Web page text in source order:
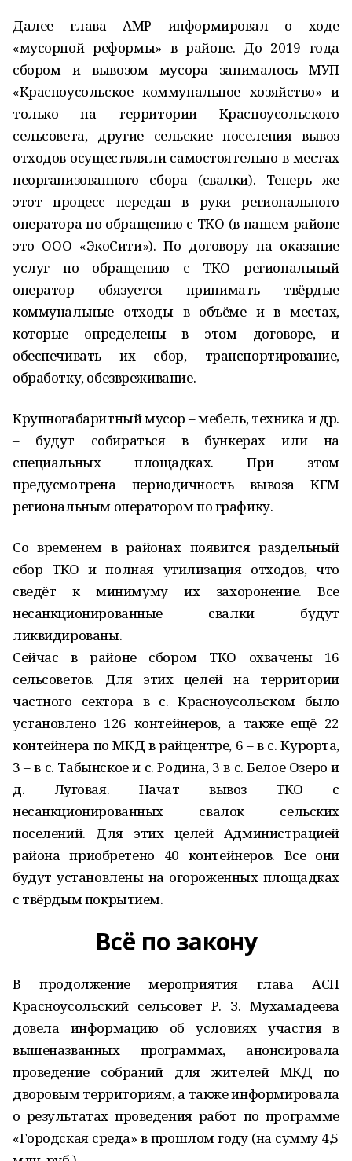
Далее глава АМР информировал о ходе
«мусорной реформы» в районе. До 2019 года
сбором и вывозом мусора занималось МУП
«Красноусольское коммунальное хозяйство» и
только на территории Красноусольского
сельсовета, другие сельские поселения вывоз
отходов осуществляли самостоятельно в местах
неорганизованного сбора (свалки). Теперь же
этот процесс передан в руки регионального
оператора по обращению с ТКО (в нашем районе
это ООО «ЭкоСити»). По договору на оказание
услуг по обращению с ТКО региональный
оператор обязуется принимать твёрдые
коммунальные отходы в объёме и в местах,
которые определены в этом договоре, и
обеспечивать их сбор, транспортирование,
обработку, обезвреживание.
Крупногабаритный мусор – мебель, техника и др.
– будут собираться в бункерах или на
специальных площадках. При этом
предусмотрена периодичность вывоза КГМ
региональным оператором по графику.
Со временем в районах появится раздельный
сбор ТКО и полная утилизация отходов, что
сведёт к минимуму их захоронение. Все
несанкционированные свалки будут
ликвидированы.
Сейчас в районе сбором ТКО охвачены 16
сельсоветов. Для этих целей на территории
частного сектора в с. Красноусольском было
установлено 126 контейнеров, а также ещё 22
контейнера по МКД в райцентре, 6 – в с. Курорта,
3 – в с. Табынское и с. Родина, 3 в с. Белое Озеро и
д. Луговая. Начат вывоз ТКО с
несанкционированных свалок сельских
поселений. Для этих целей Администрацией
района приобретено 40 контейнеров. Все они
будут установлены на огороженных площадках
с твёрдым покрытием.
Всё по закону
В продолжение мероприятия глава АСП
Красноусольский сельсовет Р. З. Мухамадеева
довела информацию об условиях участия в
вышеназванных программах, анонсировала
проведение собраний для жителей МКД по
дворовым территориям, а также информировала
о результатах проведения работ по программе
«Городская среда» в прошлом году (на сумму 4,5